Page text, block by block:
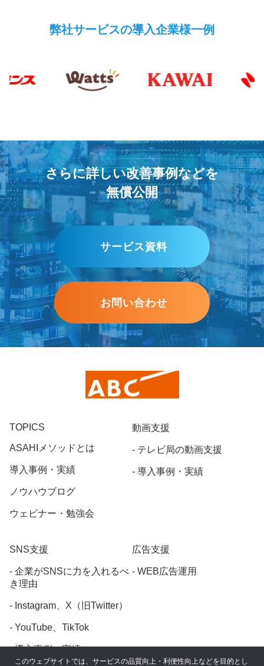
弊社サービスの導入企業様一例
さらに詳しい改善事例などを
無償公開
サービス資料
お問い合わせ
TOPICS
ASAHIメソッドとは
導入事例・実績
ノウハウブログ
ウェビナー・勉強会
SNS支援
企業がSNSに力を入れるべ
き理由
Instagram、X（旧Twitter）
YouTube、TikTok
導入事例・実績
動画支援
テレビ局の動画支援
導入事例・実績
広告支援
WEB広告運用
このウェブサイトでは、サービスの品質向上・利便性向上などを目的とし